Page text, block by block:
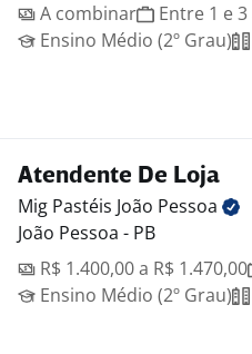
A combinar
Entre 1 e
Ensino Médio (2º Grau)
Atendente De Loja
Mig Pastéis João Pessoa
João Pessoa - PB
R$ 1.400,00 a R$ 1.470,00
Ensino Médio (2º Grau)